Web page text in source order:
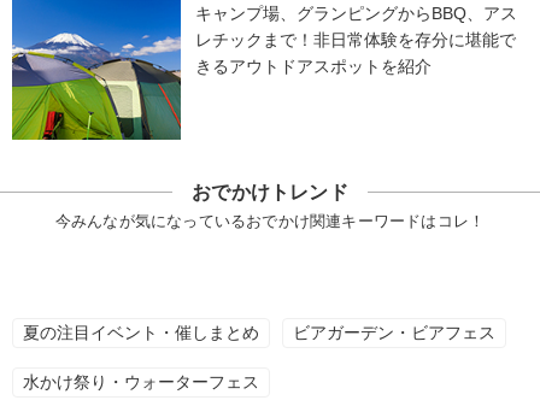
キャンプ場、グランピングからBBQ、アス
レチックまで！非日常体験を存分に堪能で
きるアウトドアスポットを紹介
おでかけトレンド
今みんなが気になっているおでかけ関連キーワードはコレ！
夏の注目イベント・催しまとめ ビアガーデン・ビアフェス
水かけ祭り・ウォーターフェス